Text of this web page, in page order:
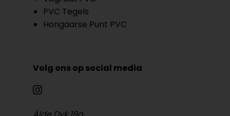
PVC Tegels
Hongaarse Punt PVC
Volg ons op social media